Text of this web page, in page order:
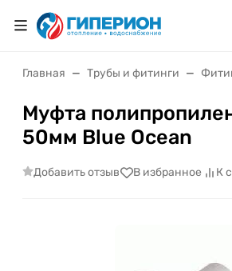
Главная Трубы и фитинги
Муфта
50мм Blue Ocean
Добавить отзыв В избранное К